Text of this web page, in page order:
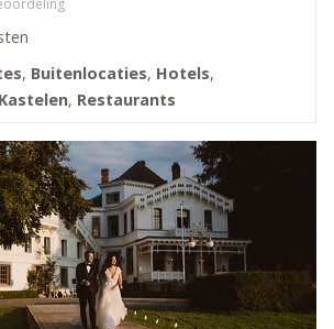
, Buitenlocaties, Hotels,
, Restaurants